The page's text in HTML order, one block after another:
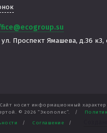
ул. Проспект Ямашева, д.36 к3,
Сайт носит информационный характер
© 2026 “Экополис”. /
/ Соглашение /